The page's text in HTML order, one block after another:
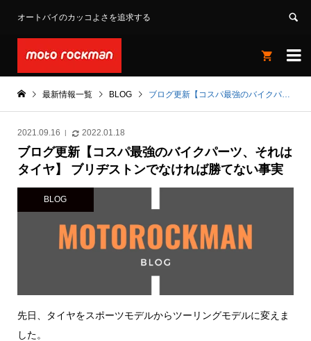
オートバイのカッコよさを追求する


最新情報一覧 BLOG ブログ更新【コスパ最強のバイクパーツ、それはタイヤ】 ブリヂストンでなければ勝てない事実
2021.09.16 2022.01.18
ブログ更新【コスパ最強のバイクパーツ、それは
タイヤ】 ブリヂストンでなければ勝てない事実
BLOG
先日、タイヤをスポーツモデルからツーリングモデルに変えま
した。